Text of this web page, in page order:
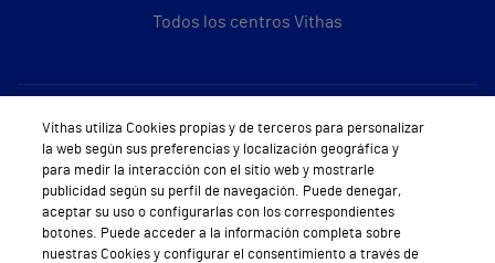
Todos los centros Vithas
Sobre Vithas
Quiénes somos
Trabajar en Vithas
Teléfono Cita Médica
Vithas utiliza Cookies propias y de terceros para personalizar
la web según sus preferencias y localización geográfica y
para medir la interacción con el sitio web y mostrarle
publicidad según su perfil de navegación. Puede denegar,
aceptar su uso o configurarlas con los correspondientes
botones. Puede acceder a la información completa sobre
nuestras Cookies y configurar el consentimiento a través de